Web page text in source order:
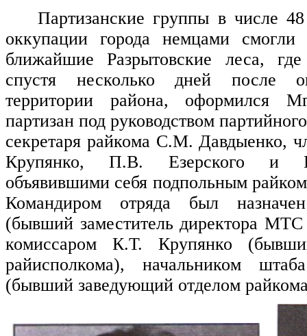
Партизанские группы в числе
оккупации города немцами
ближайшие Разрытовские леса,
спустя несколько дней после
территории района, оформился
партизан под руководством
секретаря райкома С.М. Давдыенко,
Крупянко, П.В. Езерского и
объявившими себя подпольным
Командиром отряда был
(бывший заместитель директора МТС
комиссаром К.Т. Крупянко
райисполкома), начальником
(бывший заведующий отделом